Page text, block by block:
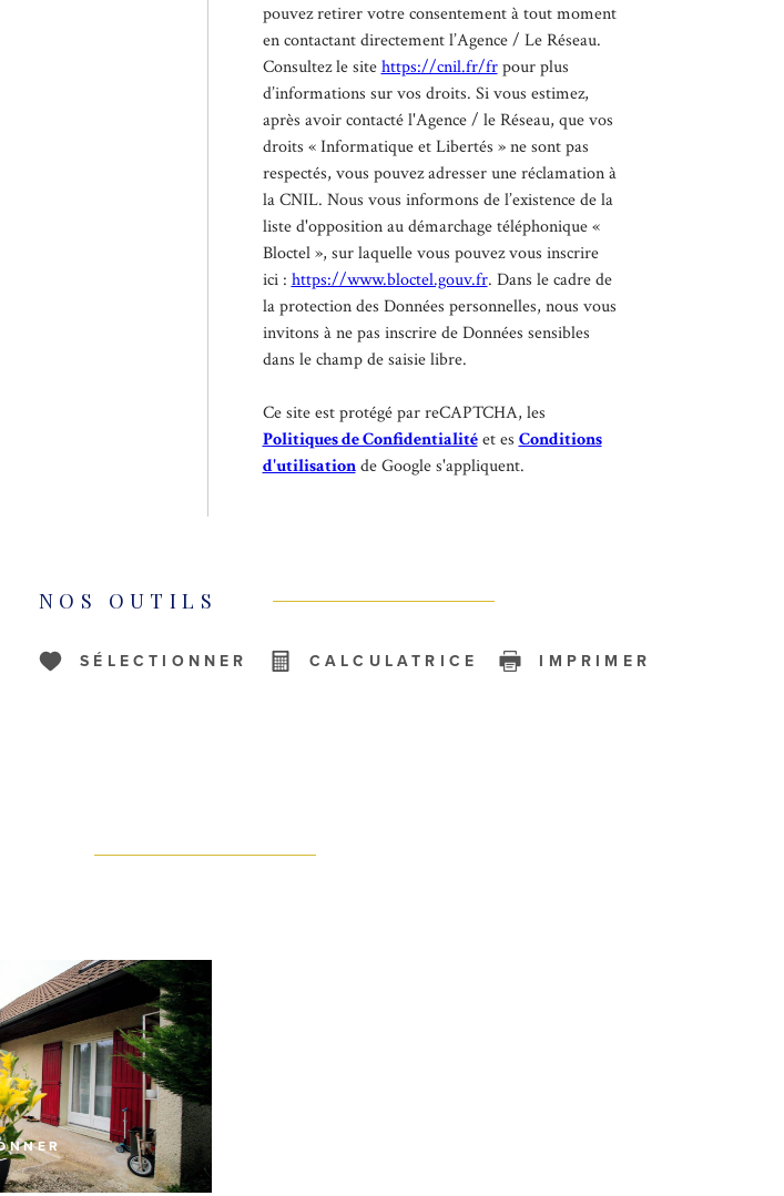
pouvez retirer votre consentement à tout moment
en contactant directement l’Agence / Le Réseau.
Consultez le sitehttps://cnil.fr/frpour plus
d’informations sur vos droits. Si vous estimez,
après avoir contacté l'Agence / le Réseau, que vos
droits « Informatique et Libertés » ne sont pas
respectés, vous pouvez adresser une réclamation à
la CNIL. Nous vous informons de l’existence de la
liste d'opposition au démarchage téléphonique «
Bloctel », sur laquelle vous pouvez vous inscrire
ici : https://www.bloctel.gouv.fr. Dans le cadre de
la protection des Données personnelles, nous vous
invitons à ne pas inscrire de Données sensibles
dans le champ de saisie libre.
Ce site est protégé par reCAPTCHA, les
Politiques de Confidentialitéet es Conditions
d'utilisationde Google s'appliquent.
NOS OUTILS
SÉLECTIONNER CALCULATRICE IMPRIMER
LE BIEN